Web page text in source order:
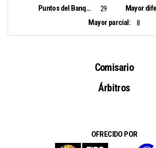
Puntos del Banquillo:
29 Mayor
Mayor parcial:
8
Comisario
Árbitros
OFRECIDO POR